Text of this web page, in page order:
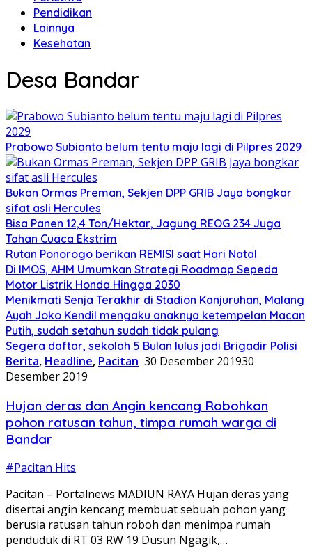
Pendidikan
Lainnya
Kesehatan
Desa Bandar
Prabowo Subianto belum tentu maju lagi di Pilpres 2029
Bukan Ormas Preman, Sekjen DPP GRIB Jaya bongkar
sifat asli Hercules
Bisa Panen 12,4 Ton/Hektar, Jagung REOG 234 Juga
Tahan Cuaca Ekstrim
Rutan Ponorogo berikan REMISI saat Hari Natal
Di IMOS, AHM Umumkan Strategi Roadmap Sepeda
Motor Listrik Honda Hingga 2030
Menikmati Senja Terakhir di Stadion Kanjuruhan, Malang
Ayah Joko Kendil mengaku anaknya ketempelan Macan
Putih, sudah setahun sudah tidak pulang
Segera daftar, sekolah 5 Bulan lulus jadi Brigadir Polisi
Berita, Headline, Pacitan 30 Desember 201930
Desember 2019
Hujan deras dan Angin kencang Robohkan
pohon ratusan tahun, timpa rumah warga di
Bandar
#Pacitan Hits
Pacitan – Portalnews MADIUN RAYA Hujan deras yang
disertai angin kencang membuat sebuah pohon yang
berusia ratusan tahun roboh dan menimpa rumah
penduduk di RT 03 RW 19 Dusun Ngagik,…